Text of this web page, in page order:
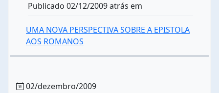
Publicado 02/12/2009 atrás em
UMA NOVA PERSPECTIVA SOBRE A EPISTOLA
AOS ROMANOS
02/dezembro/2009